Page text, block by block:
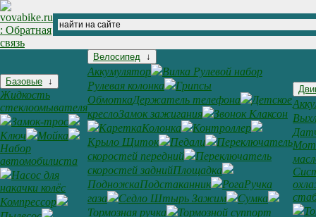
Базовые ↓
Жидкость
стеклоомывателя
Замок-трос
Ключ
Мойка
Набор
автомобилиста
Насос для
накачки колёс
Компрессор
Велосипед ↓
Аккумулятор
Вилка Рулевой набор
Рулевая колонка
Грипсы
ОбмоткаДержатель телефона
Детское
креслоЗамок зажигания
Звонок Клаксон
КареткаКолонка
Контроллер
Крыло Щиток
Педали
Переключатель
скоростей передний
Переключатель
скоростей заднийПлощадка
ПодножкаПодстаканник РогаРучка
газа
Седло Штырь Зажим
Сумка
Тормозная ручка
Тормозной суппорт